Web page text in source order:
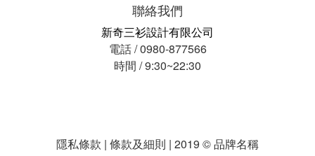
聯絡我們
新奇三衫設計有限公司
電話 / 0980-877566
時間 / 9:30~22:30
隱私條款 | 條款及細則 | 2019 © 品牌名稱